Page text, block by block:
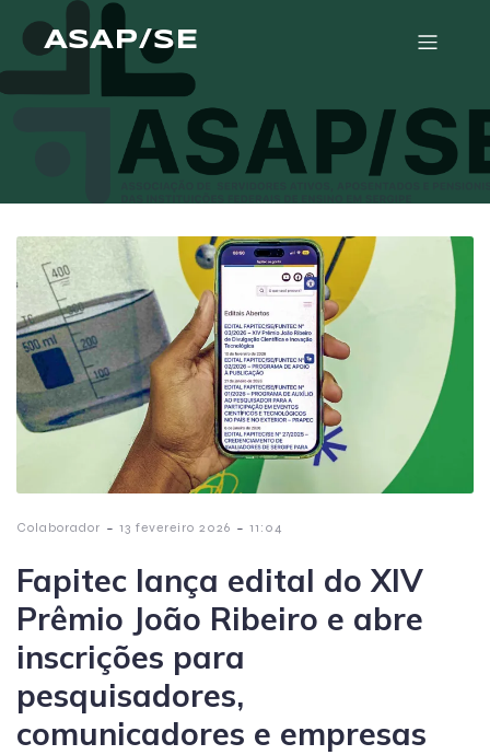
ASAP/SE
Colaborador - 13 fevereiro 2026 - 11:04
Fapitec lança edital do XIV
Prêmio João Ribeiro e abre
inscrições para
pesquisadores,
comunicadores e empresas